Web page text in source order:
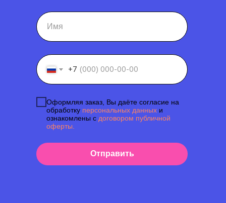
+7
Оформляя заказ, Вы даёте согласие на
обработку персональных данных и
ознакомлены с договором публичной
оферты.
Отправить